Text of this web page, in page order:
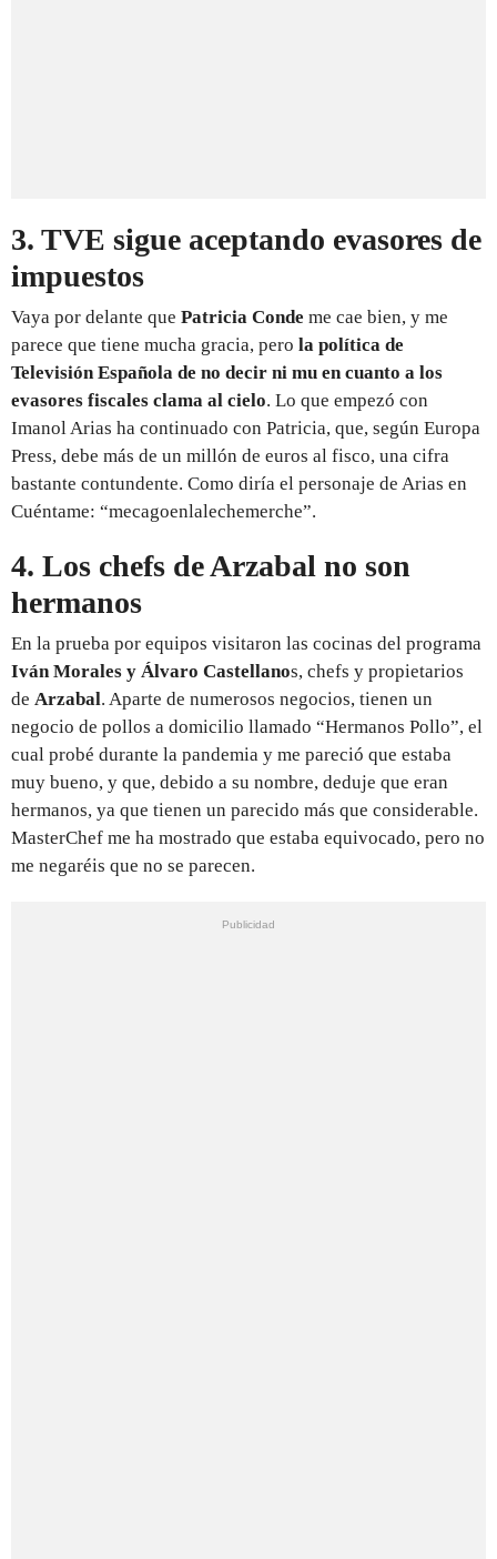
3. TVE sigue aceptando evasores de
impuestos
Vaya por delante que Patricia Conde me cae bien, y me
parece que tiene mucha gracia, pero la política de
Televisión Española de no decir ni mu en cuanto a los
evasores fiscales clama al cielo. Lo que empezó con
Imanol Arias ha continuado con Patricia, que, según Europa
Press, debe más de un millón de euros al fisco, una cifra
bastante contundente. Como diría el personaje de Arias en
Cuéntame: “mecagoenlalechemerche”.
4. Los chefs de Arzabal no son
hermanos
En la prueba por equipos visitaron las cocinas del programa
Iván Morales y Álvaro Castellanos, chefs y propietarios
de Arzabal. Aparte de numerosos negocios, tienen un
negocio de pollos a domicilio llamado “Hermanos Pollo”, el
cual probé durante la pandemia y me pareció que estaba
muy bueno, y que, debido a su nombre, deduje que eran
hermanos, ya que tienen un parecido más que considerable.
MasterChef me ha mostrado que estaba equivocado, pero no
me negaréis que no se parecen.